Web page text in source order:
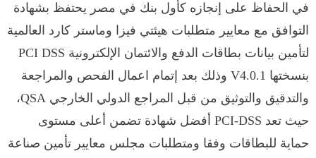
في الحفاظ على إنجازه كأول بنك في مصر يحتفظ بشهادة
التوافق مع معايير متطلبات هيئتي فيزا وماستر كارد العالمية
لتأمين بيانات بطاقات الدفع والائتمان الإلكترونية PCI DSS
بنسختها V4.0.1 وذلك بعد إتمام اعمال الفحص والمراجعة
والتدقيق والتوثيق من قبل المراجع الدولي الخارجي QSA،
حيث تعد PCI-DSS أفضل شهادة تضمن أعلى مستوى
حماية للبطاقات وفقا ومتطلبات مجلس معايير تأمين صناعة